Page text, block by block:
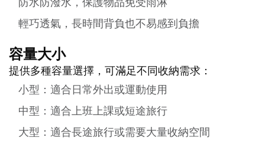
防水防潑水，保護物品免受雨淋
輕巧透氣，長時間背負也不易感到負擔
容量大小
提供多種容量選擇，可滿足不同收納需求：
小型：適合日常外出或運動使用
中型：適合上班上課或短途旅行
大型：適合長途旅行或需要大量收納空間